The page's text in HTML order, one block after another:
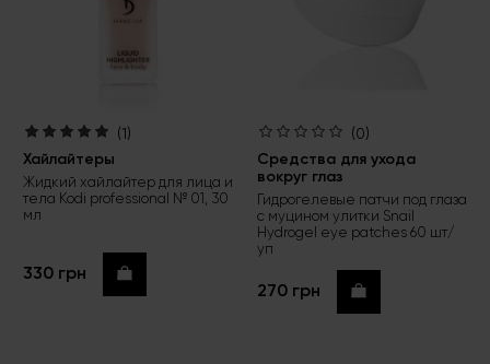
(1)
Хайлайтеры
Жидкий хайлайтер для лица и
тела Kodi professional № 01, 30
мл
330 грн Купить
(0)
Средства для ухода
вокруг глаз
Гидрогелевые патчи под глаза
с муцином улитки Snail
Hydrogel eye patches 60 шт/
уп
270 грн Купить